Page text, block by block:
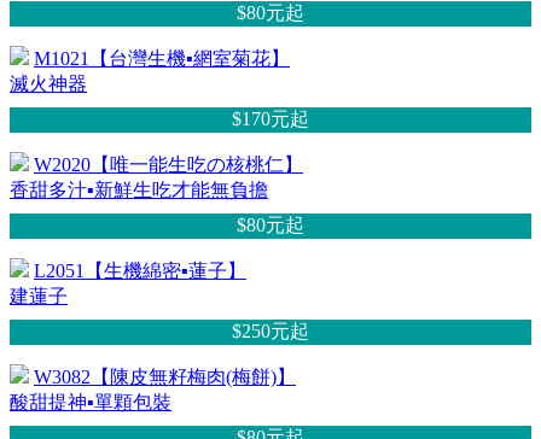
$80元起
M1021【台灣生機▪網室菊花】
滅火神器
$170元起
W2020【唯一能生吃の核桃仁】
香甜多汁▪新鮮生吃才能無負擔
$80元起
L2051【生機綿密▪蓮子】
建蓮子
$250元起
W3082【陳皮無籽梅肉(梅餅)】
酸甜提神▪單顆包裝